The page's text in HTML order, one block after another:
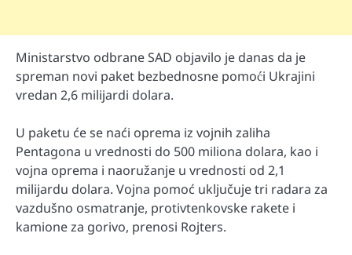
Ministarstvo odbrane SAD objavilo je danas da je
spreman novi paket bezbednosne pomoći Ukrajini
vredan 2,6 milijardi dolara.
U paketu će se naći oprema iz vojnih zaliha
Pentagona u vrednosti do 500 miliona dolara, kao i
vojna oprema i naoružanje u vrednosti od 2,1
milijardu dolara. Vojna pomoć uključuje tri radara za
vazdušno osmatranje, protivtenkovske rakete i
kamione za gorivo, prenosi Rojters.